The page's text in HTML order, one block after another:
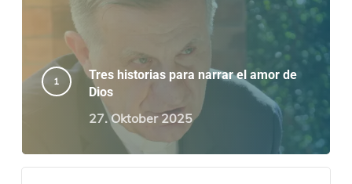
Tres historias para narrar el amor de
Dios
27. Oktober 2025